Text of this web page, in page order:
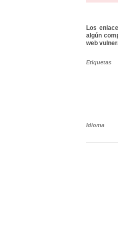
Los
algún
web
Etiquetas
Idioma